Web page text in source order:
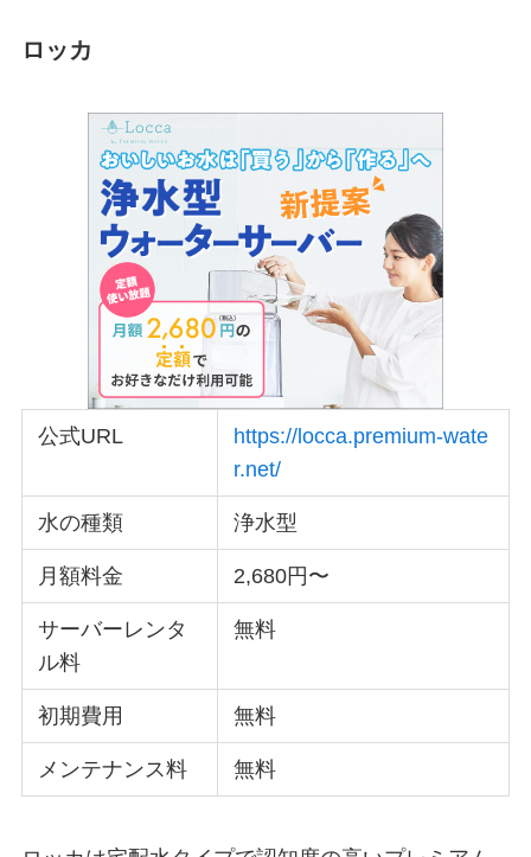
ロッカ
公式URL
https://locca.premium-wate
r.net/
水の種類 浄水型
月額料金 2,680円〜
サーバーレンタ
ル料
無料
初期費用 無料
メンテナンス料 無料